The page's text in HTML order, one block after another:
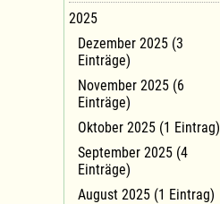
2025
Dezember 2025 (3
Einträge)
November 2025 (6
Einträge)
Oktober 2025 (1 Eintrag)
September 2025 (4
Einträge)
August 2025 (1 Eintrag)